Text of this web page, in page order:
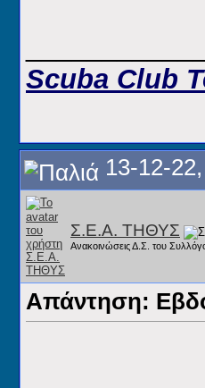
Scuba Club
13-12-
Σ.Ε.Α. ΤΗΘΥΣ
Ανακοινώσεις Δ.Σ. του
Απάντηση: